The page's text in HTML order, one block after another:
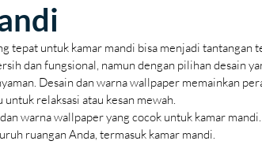
tepat untuk kamar mandi bisa menjadi tantangan
dan fungsional, namun dengan pilihan desain
Desain dan warna wallpaper memainkan
relaksasi atau kesan mewah.
warna wallpaper yang cocok untuk kamar
ruangan Anda, termasuk kamar mandi.